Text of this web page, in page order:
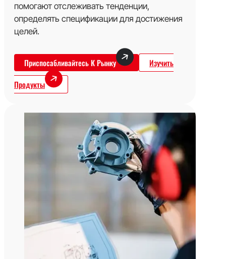
помогают отслеживать тенденции,
определять спецификации для достижения
целей.
Приспосабливайтесь К Рынку
Изучить
Продукты